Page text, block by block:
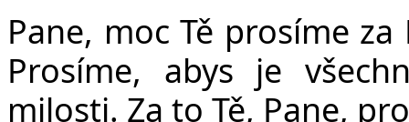
Pane, moc Tě prosíme
Prosíme, abys je
milosti. Za to Tě, Pane,